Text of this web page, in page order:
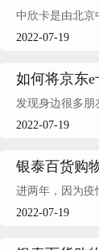
中欣卡是由北京
2022-07-19
如何将京东e
发现身边很多朋
2022-07-19
银泰百货购
进两年，因为疫
2022-07-19